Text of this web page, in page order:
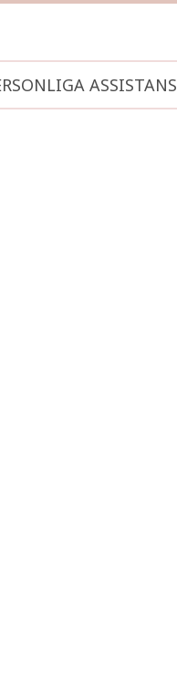
ASSISTANS